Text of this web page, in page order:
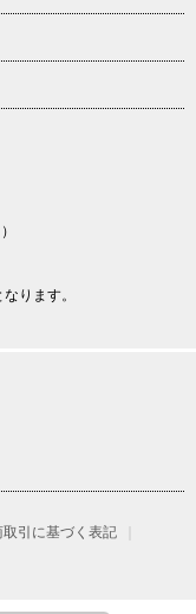
ります。
取引に基づく表記